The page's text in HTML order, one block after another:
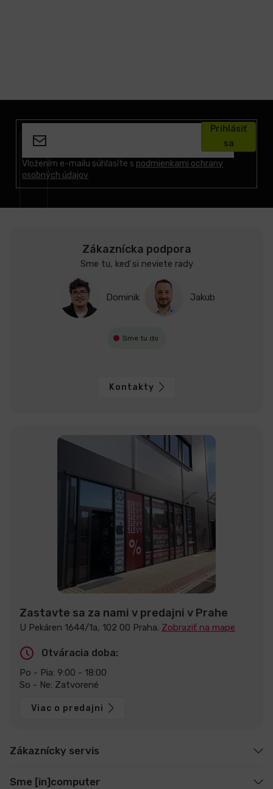
Vložením e-mailu súhlasíte s podmienkami ochrany
osobných údajov
Prihlásiť
sa
Zákaznícka podpora
Sme tu, keď si neviete rady
Dominik Jakub
Sme tu do
Kontakty
Zastavte sa za nami v predajni v Prahe
U Pekáren 1644/1a, 102 00 Praha. Zobraziť na mape
Otváracia doba:
Po - Pia: 9:00 - 18:00
So - Ne: Zatvorené
Viac o predajni
Zákaznícky servis
Sme [in]computer